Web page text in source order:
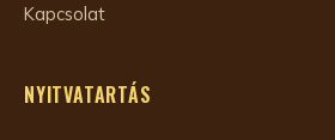
Kapcsolat
NYITVATARTÁS